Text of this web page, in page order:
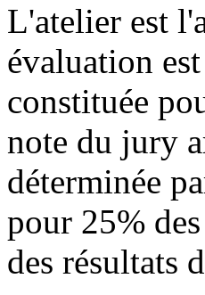
L'atelier est
évaluation
constituée
note du jury
déterminée
pour 25%
des résultats